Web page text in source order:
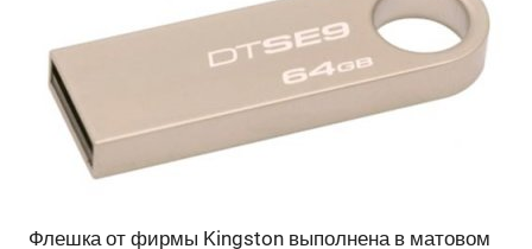
Флешка от фирмы Kingston выполнена в матовом